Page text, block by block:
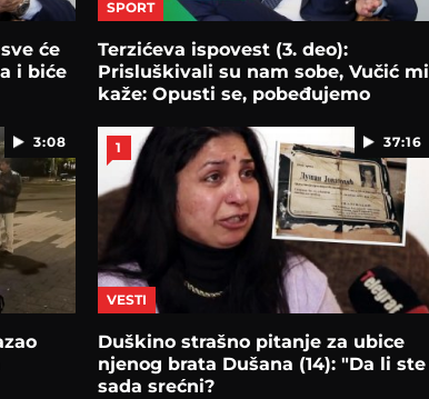
će
i biće
SPORT
Terzićeva ispovest (3. deo):
Prisluškivali su nam sobe, Vučić mi
kaže: Opusti se, pobeđujemo
3:08 37:16
1
VESTI
Duškino strašno pitanje za ubice
njenog brata Dušana (14): "Da li ste
sada srećni?